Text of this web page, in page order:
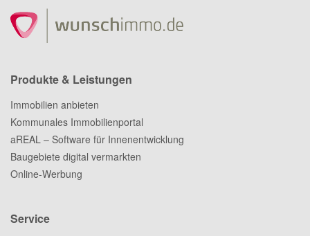
Produkte & Leistungen
Immobilien anbieten
Kommunales Immobilienportal
aREAL – Software für Innenentwicklung
Baugebiete digital vermarkten
Online-Werbung
Service